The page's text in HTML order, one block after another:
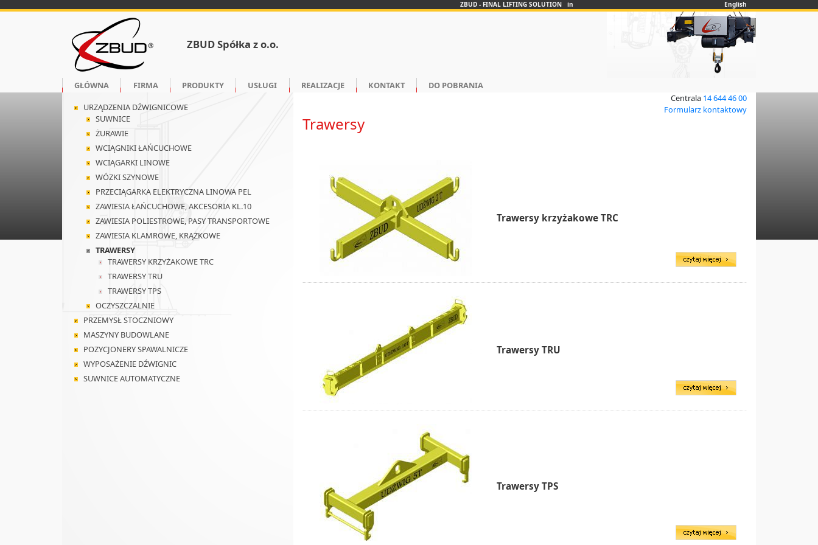
ZBUD - FINAL LIFTING SOLUTION in English
ZBUD Spółka z o.o.
GŁÓWNA FIRMA PRODUKTY USŁUGI REALIZACJE KONTAKT DO POBRANIA
URZĄDZENIA DŹWIGNICOWE
SUWNICE
ŻURAWIE
WCIĄGNIKI ŁAŃCUCHOWE
WCIĄGARKI LINOWE
WÓZKI SZYNOWE
PRZECIĄGARKA ELEKTRYCZNA LINOWA PEL
ZAWIESIA ŁAŃCUCHOWE, AKCESORIA KL.10
ZAWIESIA POLIESTROWE, PASY TRANSPORTOWE
ZAWIESIA KLAMROWE, KRĄŻKOWE
TRAWERSY
TRAWERSY KRZYŻAKOWE TRC
TRAWERSY TRU
TRAWERSY TPS
OCZYSZCZALNIE
PRZEMYSŁ STOCZNIOWY
MASZYNY BUDOWLANE
POZYCJONERY SPAWALNICZE
WYPOSAŻENIE DŹWIGNIC
SUWNICE AUTOMATYCZNE
Centrala 14 644 46 00
Formularz kontaktowy
Trawersy
Trawersy krzyżakowe TRC
Trawersy TRU
Trawersy TPS